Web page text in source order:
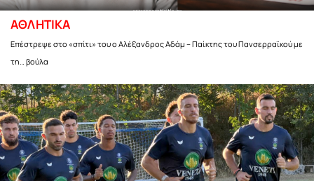
ΑΘΛΗΤΙΚΑ
Επέστρεψε στο «σπίτι» του ο Αλέξανδρος Αδάμ – Παίκτης του Πανσερραϊκού με
τη… βούλα